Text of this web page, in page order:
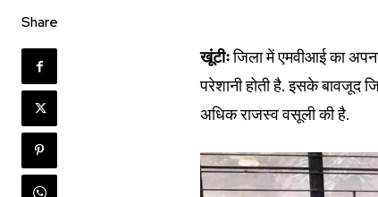
Share
खूंटीःजिला में एमवीआई का
परेशानी होती है. इसके बावजूद
अधिक राजस्व वसूली की है.